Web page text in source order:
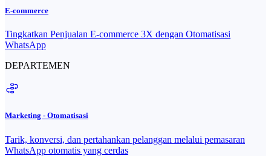
E-commerce
Tingkatkan Penjualan E-commerce 3X dengan Otomatisasi
WhatsApp
DEPARTEMEN
Marketing - Otomatisasi
Tarik, konversi, dan pertahankan pelanggan melalui pemasaran
WhatsApp otomatis yang cerdas